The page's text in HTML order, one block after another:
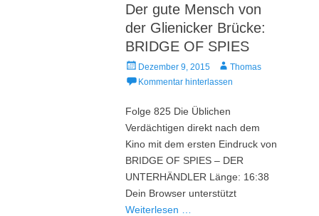
Der gute Mensch von
der Glienicker Brücke:
BRIDGE OF SPIES
Veröffentlicht
am
Dezember 9, 2015 AutorThomas
Kommentar hinterlassen
Folge 825 Die Üblichen
Verdächtigen direkt nach dem
Kino mit dem ersten Eindruck von
BRIDGE OF SPIES – DER
UNTERHÄNDLER Länge: 16:38
Dein Browser unterstützt
Weiterlesen …